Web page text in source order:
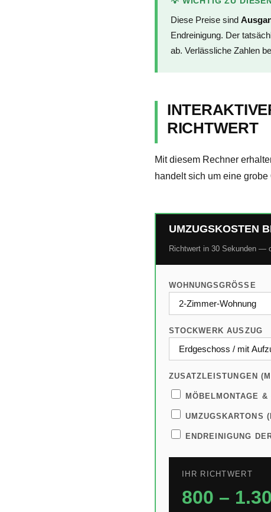
Diese Preise sind
Endreinigung. Der
ab. Verlässliche Zahlen
RICHTWERT
Mit diesem Rechner
handelt sich um eine
UMZUGSKOSTEN
Richtwert in 30 Sekunden —
WOHNUNGSGRÖSSE
STOCKWERK AUSZUG
ZUSATZLEISTUNGEN
MÖBELMONTAGE &
UMZUGSKARTONS
ENDREINIGUNG
IHR RICHTWERT
800 –